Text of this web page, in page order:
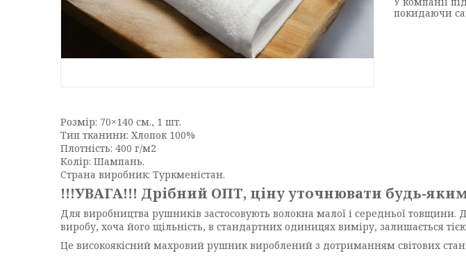
покидаючи
Розмір: 70×140 см., 1 шт.
Тип тканини: Хлопок 100%
Плотність: 400 г/м2
Колір: Шампань.
Страна виробник: Туркменістан.
!!!УВАГА!!! Дрібний ОПТ, ціну уточнювати будь-
Для виробництва рушників застосовують волокна малої і середньої
виробу, хоча його щільність, в стандартних одиницях виміру, залишається
Це високоякісний махровий рушник вироблений з дотриманням світових